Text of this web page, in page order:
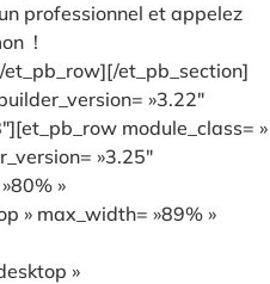
professionnel et appelez
!
et_pb_section]
»3.22″
module_class= »
»3.25″
»
» max_width= »89% »
»